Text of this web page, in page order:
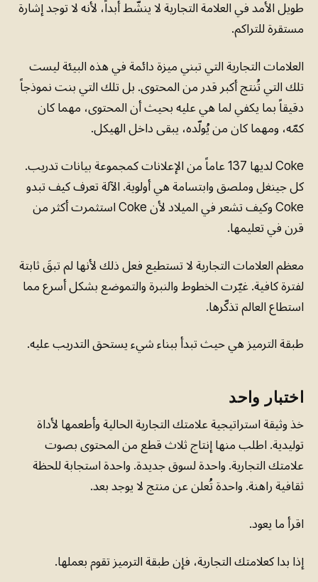
طويل الأمد في العلامة التجارية لا ينشّط أبداً، لأنه لا توجد إشارة
مستقرة للتراكم.
العلامات التجارية التي تبني ميزة دائمة في هذه البيئة ليست
تلك التي تُنتج أكبر قدر من المحتوى. بل تلك التي بنت نموذجاً
دقيقاً بما يكفي لما هي عليه بحيث أن المحتوى، مهما كان
كمّه، ومهما كان من يُولّده، يبقى داخل الهيكل.
Coke لديها 137 عاماً من الإعلانات كمجموعة بيانات تدريب.
كل جينغل وملصق وابتسامة هي أولوية. الآلة تعرف كيف تبدو
Coke وكيف تشعر في الميلاد لأن Coke استثمرت أكثر من
قرن في تعليمها.
معظم العلامات التجارية لا تستطيع فعل ذلك لأنها لم تبقَ ثابتة
لفترة كافية. غيّرت الخطوط والنبرة والتموضع بشكل أسرع مما
استطاع العالم تذكّرها.
طبقة الترميز هي حيث تبدأ ببناء شيء يستحق التدريب عليه.
اختبار واحد
خذ وثيقة استراتيجية علامتك التجارية الحالية وأطعمها لأداة
توليدية. اطلب منها إنتاج ثلاث قطع من المحتوى بصوت
علامتك التجارية. واحدة لسوق جديدة. واحدة استجابة للحظة
ثقافية راهنة. واحدة تُعلن عن منتج لا يوجد بعد.
اقرأ ما يعود.
إذا بدا كعلامتك التجارية، فإن طبقة الترميز تقوم بعملها.